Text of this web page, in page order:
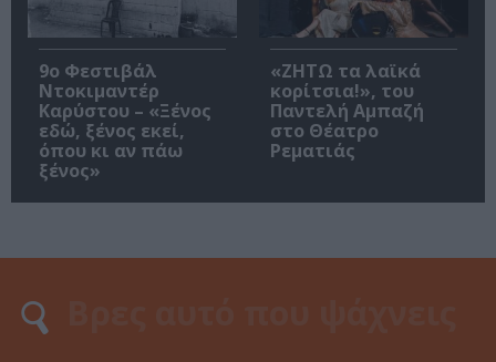
9ο Φεστιβάλ
Ντοκιμαντέρ
Καρύστου – «Ξένος
εδώ, ξένος εκεί,
όπου κι αν πάω
ξένος»
«ΖΗΤΩ τα λαϊκά
κορίτσια!», του
Παντελή Αμπαζή
στο Θέατρο
Ρεματιάς